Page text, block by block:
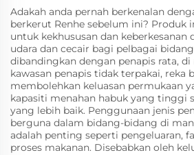
Adakah anda pernah berkenalan
berkerut Renhe sebelum ini? Produk
untuk kekhususan dan keberkesanan
udara dan cecair bagi pelbagai
dibandingkan dengan penapis rata, di
kawasan penapis tidak terpakai, reka
membolehkan keluasan permukaan
kapasiti menahan habuk yang tinggi
yang lebih baik. Penggunaan jenis
berguna dalam bidang-bidang di
adalah penting seperti pengeluaran,
proses makanan. Disebabkan oleh